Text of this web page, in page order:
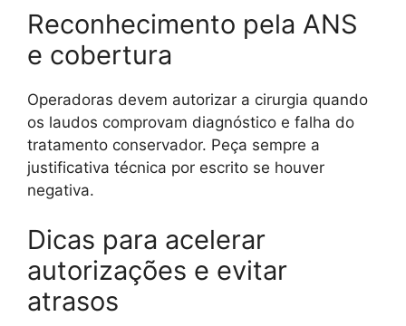
Reconhecimento pela ANS
e cobertura
Operadoras devem autorizar a cirurgia quando
os laudos comprovam diagnóstico e falha do
tratamento conservador. Peça sempre a
justificativa técnica por escrito se houver
negativa.
Dicas para acelerar
autorizações e evitar
atrasos